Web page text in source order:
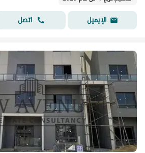
الإيميل اتصل